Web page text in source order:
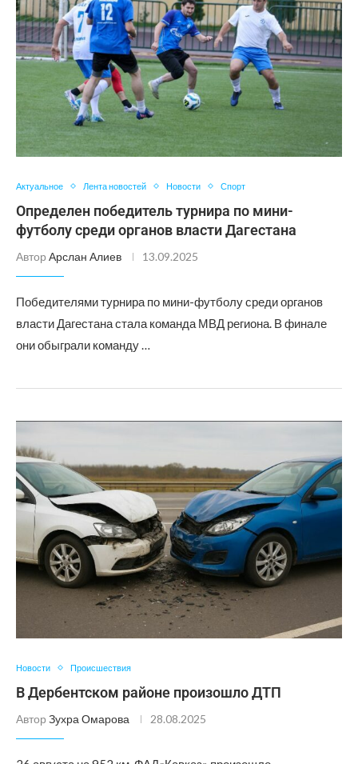
Актуальное Лента новостей Новости Спорт
Определен победитель турнира по мини-
футболу среди органов власти Дагестана
Автор Арслан Алиев 13.09.2025
Победителями турнира по мини-футболу среди органов
власти Дагестана стала команда МВД региона. В финале
они обыграли команду …
Новости Происшествия
В Дербентском районе произошло ДТП
Автор Зухра Омарова 28.08.2025